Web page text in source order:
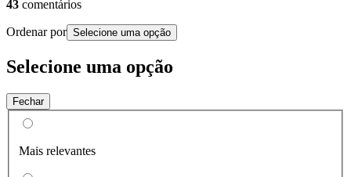
43 comentários
Ordenar por Selecione uma opção
Selecione uma opção
Fechar
Mais relevantes